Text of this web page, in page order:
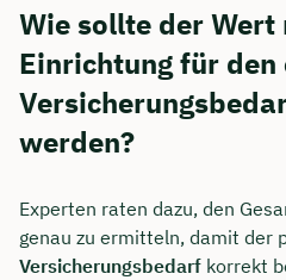
Wie sollte der Wert
Einrichtung für
werden?
Experten raten dazu, den
genau zu ermitteln, damit der
Versicherungsbedarf korrekt